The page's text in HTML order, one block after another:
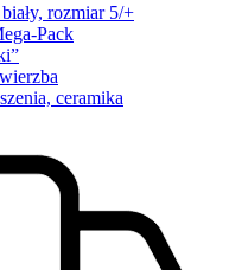
rozmiar 5/+
Pack
ceramika